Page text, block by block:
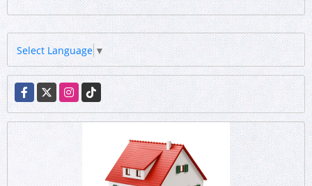
Select Language ▼
Facebook
X Instagram
TikTok